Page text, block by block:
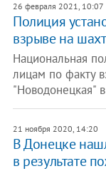
26 февраля 2021, 10:07
Полиция
взрыве на
Национальная
лицам по факту
"Новодонецкая"
21 ноября 2020, 14:20
В Донецке
в результате